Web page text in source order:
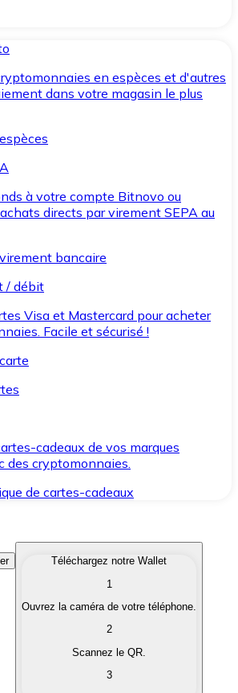
en espèces et d'autres
dans votre magasin le plus
à votre compte Bitnovo ou
directs par virement SEPA au
bancaire
/ débit
Visa et Mastercard pour acheter
Facile et sécurisé !
cadeaux de vos marques
des cryptomonnaies.
de cartes-cadeaux
qui vous intéressent
cryptomonnaies en monnaie
Téléchargez notre Wallet
1
Ouvrez la caméra de votre téléphone.
2
Scannez le QR.
3